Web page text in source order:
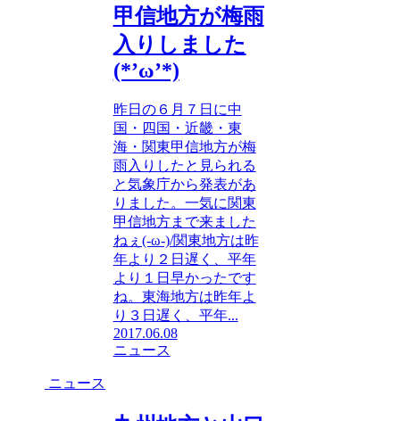
甲信地方が梅雨
入りしました
(*’ω’*)
昨日の６月７日に中
国・四国・近畿・東
海・関東甲信地方が梅
雨入りしたと見られる
と気象庁から発表があ
りました。一気に関東
甲信地方まで来ました
ねぇ(-ω-)/関東地方は昨
年より２日遅く、平年
より１日早かったです
ね。東海地方は昨年よ
り３日遅く、平年...
2017.06.08
ニュース
ニュース